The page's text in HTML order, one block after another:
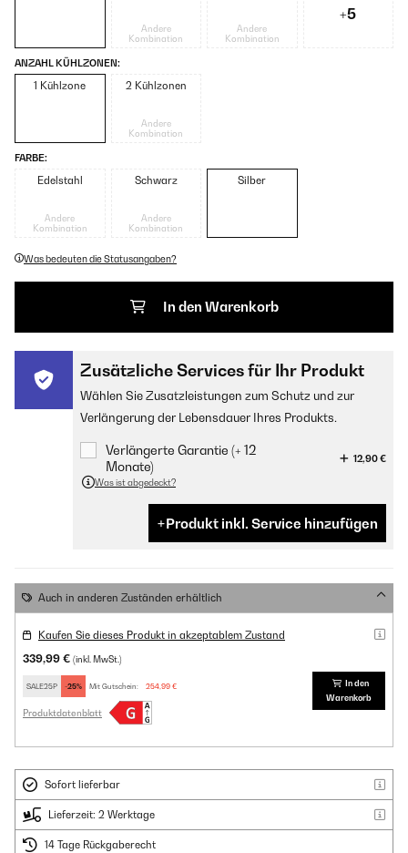
Andere
Kombination
Andere
Kombination
+5
ANZAHL KÜHLZONEN:
1 Kühlzone 2 Kühlzonen
Andere
Kombination
FARBE:
Edelstahl
Andere
Kombination
Schwarz
Andere
Kombination
Silber
Was bedeuten die Statusangaben?
In den Warenkorb
Zusätzliche Services für Ihr Produkt
Wählen Sie Zusatzleistungen zum Schutz und zur
Verlängerung der Lebensdauer Ihres Produkts.
Verlängerte Garantie (+ 12
Monate)
12,90 €
Was ist abgedeckt?
Produkt inkl. Service hinzufügen
Auch in anderen Zuständen erhältlich
Kaufen Sie dieses Produkt in akzeptablem Zustand
339,99 € (inkl. MwSt.)
SALE25P -25% Mit Gutschein: 254,99 €
Produktdatenblatt
In den
Warenkorb
Sofort lieferbar
Lieferzeit: 2 Werktage
14 Tage Rückgaberecht